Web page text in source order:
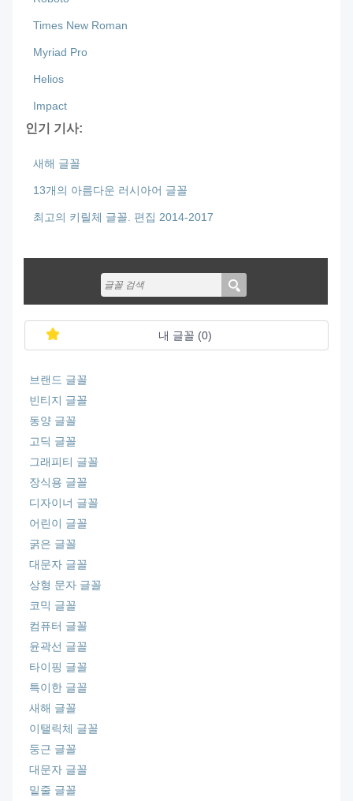
Times New Roman
Myriad Pro
Helios
Impact
인기 기사:
새해 글꼴
13개의 아름다운 러시아어 글꼴
최고의 키릴체 글꼴. 편집 2014-2017
내 글꼴 (0)
브랜드 글꼴
빈티지 글꼴
동양 글꼴
고딕 글꼴
그래피티 글꼴
장식용 글꼴
디자이너 글꼴
어린이 글꼴
굵은 글꼴
대문자 글꼴
상형 문자 글꼴
코믹 글꼴
컴퓨터 글꼴
윤곽선 글꼴
타이핑 글꼴
특이한 글꼴
새해 글꼴
이탤릭체 글꼴
둥근 글꼴
대문자 글꼴
밑줄 글꼴